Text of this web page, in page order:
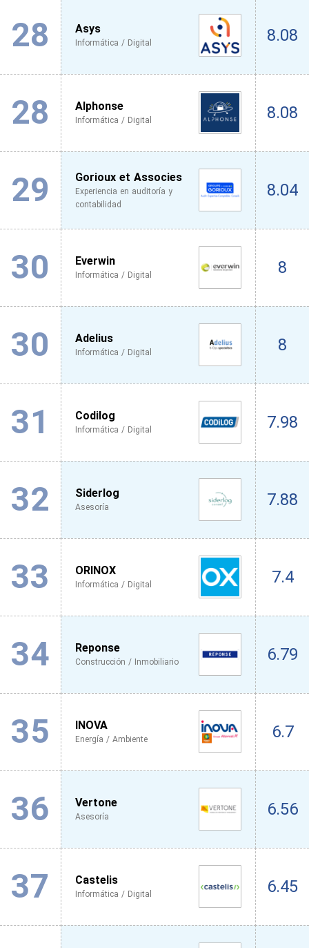
28 Asys
Informática / Digital 8.08
28 Alphonse
Informática / Digital 8.08
29 Gorioux et Associes
Experiencia en auditoría y
contabilidad
8.04
30 Everwin
Informática / Digital 8
30 Adelius
Informática / Digital 8
31 Codilog
Informática / Digital 7.98
32 Siderlog
Asesoría 7.88
33 ORINOX
Informática / Digital 7.4
34 Reponse
Construcción / Inmobiliario 6.79
35 INOVA
Energía / Ambiente 6.7
36 Vertone
Asesoría 6.56
37 Castelis
Informática / Digital 6.45